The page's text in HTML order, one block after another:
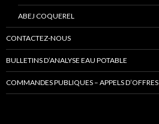
ABEJ COQUEREL
CONTACTEZ-NOUS
BULLETINS D’ANALYSE EAU POTABLE
COMMANDES PUBLIQUES – APPELS D’OFFRES